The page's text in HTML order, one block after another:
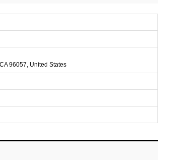
96057, United States